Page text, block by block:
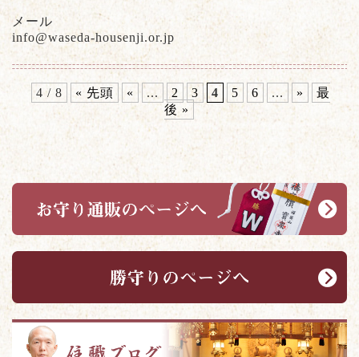
メール
info@waseda-housenji.or.jp
4 / 8 « 先頭 « ... 2 3 4 5 6 ... »
最
後 »